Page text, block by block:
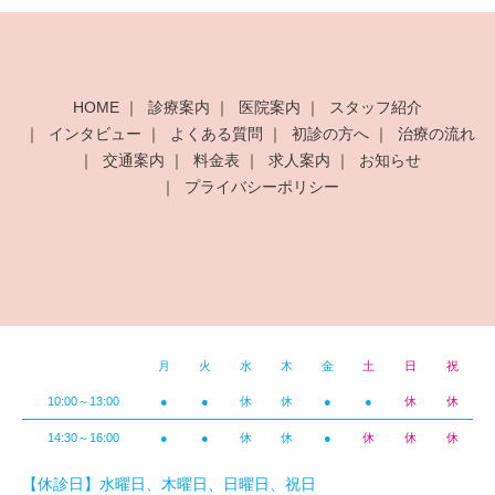
HOME 診療案内 医院案内
スタッフ紹介
インタビュー
よくある質問 初診の方へ
治療の流れ
交通案内
料金表 求人案内
お知らせ
プライバシーポリシー
月 火 水 木 金 土 日 祝
10:00～13:00 ● ● 休 休 ● ● 休 休
14:30～16:00 ● ● 休 休 ● 休 休 休
【休診日】水曜日、木曜日、日曜日、祝日